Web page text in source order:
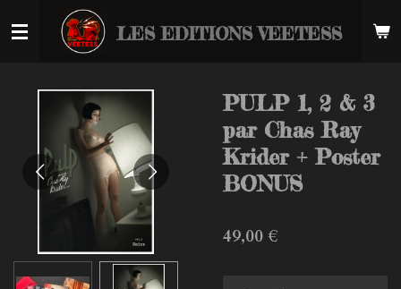
au
LES EDITIONS VEETESS
PULP 1, 2 & 3
par Chas Ray
Krider + Poster
BONUS
49,00 €